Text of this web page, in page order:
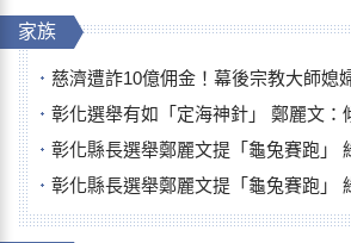
家族
慈濟遭詐10億佣金！幕後宗教大師媳婦獲100萬交
彰化選舉有如「定海神針」 鄭麗文：傾全
彰化縣長選舉鄭麗文提「龜兔賽跑」 綠營、無
彰化縣長選舉鄭麗文提「龜兔賽跑」 綠營、無